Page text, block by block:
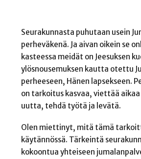
Seurakunnasta puhutaan usein
perheväkenä. Ja aivan oikein se
kasteessa meidät on Jeesuksen
ylösnousemuksen kautta otettu
perheeseen, Hänen lapsekseen.
on tarkoitus kasvaa, viettää aikaa
uutta, tehdä työtä ja levätä.
Olen miettinyt, mitä tämä
käytännössä. Tärkeintä
kokoontua yhteiseen